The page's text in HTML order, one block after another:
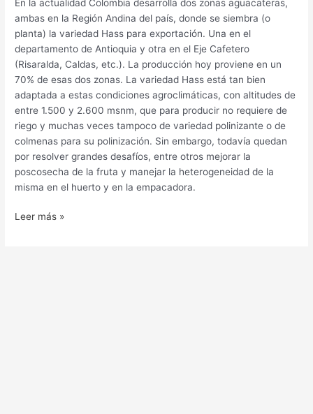
En la actualidad Colombia desarrolla dos zonas aguacateras,
ambas en la Región Andina del país, donde se siembra (o
planta) la variedad Hass para exportación. Una en el
departamento de Antioquia y otra en el Eje Cafetero
(Risaralda, Caldas, etc.). La producción hoy proviene en un
70% de esas dos zonas. La variedad Hass está tan bien
adaptada a estas condiciones agroclimáticas, con altitudes de
entre 1.500 y 2.600 msnm, que para producir no requiere de
riego y muchas veces tampoco de variedad polinizante o de
colmenas para su polinización. Sin embargo, todavía quedan
por resolver grandes desafíos, entre otros mejorar la
poscosecha de la fruta y manejar la heterogeneidad de la
misma en el huerto y en la empacadora.
Leer más »